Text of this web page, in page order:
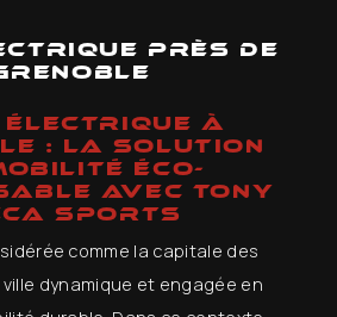
près de
À
: LA SOLUTION
ÉCO-
AVEC TONY
SPORTS
comme la capitale des
dynamique et engagée en